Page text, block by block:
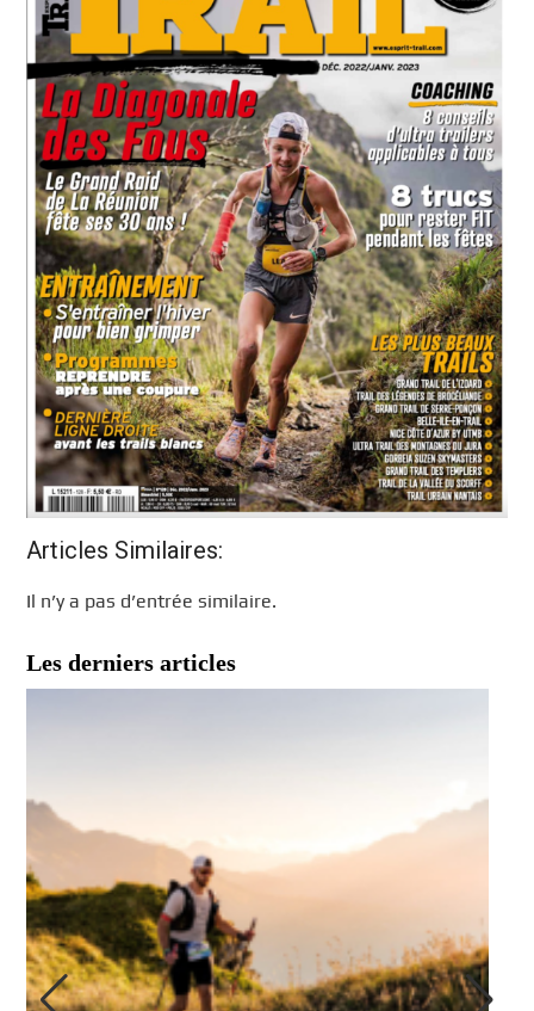
Articles Similaires:
Il n’y a pas d’entrée similaire.
Les derniers articles